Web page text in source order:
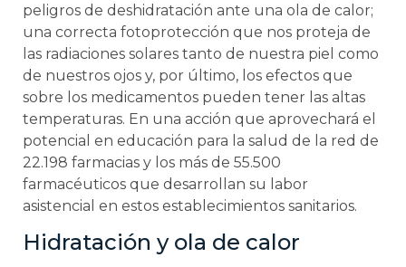
peligros de deshidratación ante una ola de calor;
una correcta fotoprotección que nos proteja de
las radiaciones solares tanto de nuestra piel como
de nuestros ojos y, por último, los efectos que
sobre los medicamentos pueden tener las altas
temperaturas. En una acción que aprovechará el
potencial en educación para la salud de la red de
22.198 farmacias y los más de 55.500
farmacéuticos que desarrollan su labor
asistencial en estos establecimientos sanitarios.
Hidratación y ola de calor